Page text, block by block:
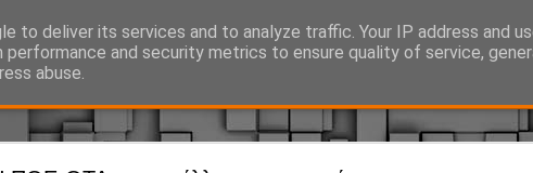
to deliver its services and to analyze traffic. Your IP address and
performance and security metrics to ensure quality of service,
abuse.
Ό, τι συμβαίνει γύρω από τη Δημοτική Αστυνομία, την τοπική